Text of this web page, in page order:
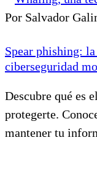
Por Salvador
Spear phishing:
ciberseguridad
Descubre qué es
protegerte.
mantener tu